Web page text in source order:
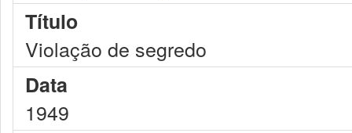
Título
Violação de segredo
Data
1949